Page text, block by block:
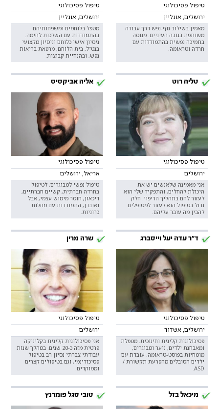
טיפול פסיכולוגי
ירושלים, אונליין
מאמין בשילוב גוף-נפש דרך עבודה
משותפת בגובה העיניים. מנוסה
בתמיכה נפשית בהתמודדות עם
חרדה וטראומה.
טיפול פסיכולוגי
ירושלים, אונליין
מטפל בלוחמים ומשפחותיהם
בהתמודדות עם השלכות לחימה.
ניסיון אישי כלוחם וניסיון מקצועי
בנט”ל, בית הלוחם, מרפאת בריאות
נפש, ובהנחיית קבוצות.
טליה רוט
טיפול פסיכולוגי
ירושלים
אני מאמינה שלאנשים יש את
היכולת להחלים, והתפקיד שלי הוא
לעזור להם בתהליך הריפוי. חלק
גדול בטיפול הוא לעזור למטופלים
להבין מה עובר עליהם.
אליה אביקסיס
טיפול פסיכולוגי
אריאל, ירושלים
טיפול נפשי למבוגרים, לטיפול
בחרדה חברתית, קשיים חברתיים,
דיכאון, חוסר מימוש עצמי, אבל
ואובדן, התמודדות עם מחלות
כרוניות.
ד"ר עדה יעל וייסברג
טיפול פסיכולוגי
ירושלים, אשדוד
פסיכולוגית קלינית וחינוכית. מטפלת
ומאבחנת ילדים, נוער ומבוגרים,
מומחיות בפוסט-טראומה. עובדת עם
ילדים הסובלים מהפרעת תקשורת /
ASD.
שרה מרין
טיפול פסיכולוגי
ירושלים
אני פסיכולוגית קלינית בקליניקה
פרטית מזה כ-20 שנים. במהלך שנות
עבודתי צברתי נסיון רב בטיפול
פסיכודינמי, וגם בטיפולים קצרים
וממוקדים.
מיכאל בזל טובי סגל פומרנץ